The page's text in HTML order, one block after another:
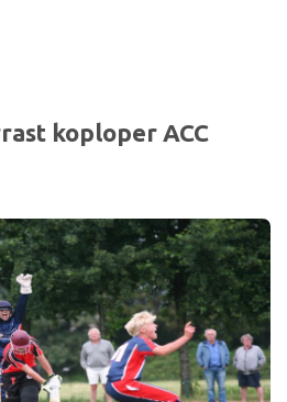
koploper ACC